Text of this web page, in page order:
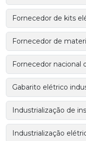
Fornecedor de kits
Fornecedor de
Fornecedor nacional
Gabarito elétrico
Industrialização de
Industrialização